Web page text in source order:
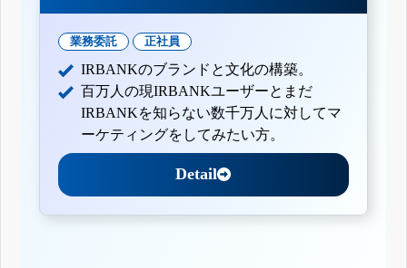
業務委託 正社員
IRBANKのブランドと文化の構築。
百万人の現IRBANKユーザーとまだ
IRBANKを知らない数千万人に対してマ
ーケティングをしてみたい方。
Detail